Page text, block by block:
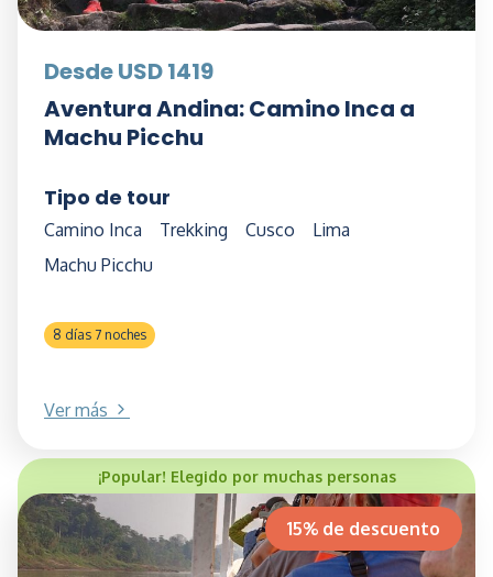
Desde USD 1419
Aventura Andina: Camino Inca a
Machu Picchu
Tipo de tour
Camino Inca Trekking Cusco
Lima
Machu Picchu
8 días 7 noches
Ver más
¡Popular! Elegido por muchas personas
15% de descuento